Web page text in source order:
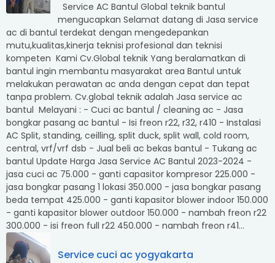
Service AC Bantul Global teknik bantul
mengucapkan Selamat datang di Jasa service
ac di bantul terdekat dengan mengedepankan
mutu,kualitas,kinerja teknisi profesional dan teknisi
kompeten Kami Cv.Global teknik Yang beralamatkan di
bantul ingin membantu masyarakat area Bantul untuk
melakukan perawatan ac anda dengan cepat dan tepat
tanpa problem. Cv.global teknik adalah Jasa service ac
bantul Melayani : - Cuci ac bantul / cleaning ac - Jasa
bongkar pasang ac bantul - Isi freon r22, r32, r410 - Instalasi
AC Split, standing, ceilling, split duck, split wall, cold room,
central, vrf/vrf dsb - Jual beli ac bekas bantul - Tukang ac
bantul Update Harga Jasa Service AC Bantul 2023-2024 -
jasa cuci ac 75.000 - ganti capasitor kompresor 225.000 -
jasa bongkar pasang 1 lokasi 350.000 - jasa bongkar pasang
beda tempat 425.000 - ganti kapasitor blower indoor 150.000
- ganti kapasitor blower outdoor 150.000 - nambah freon r22
300.000 - isi freon full r22 450.000 - nambah freon r41...
Service cuci ac yogyakarta